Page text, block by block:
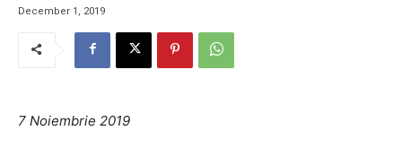
December 1, 2019
7 Noiembrie 2019